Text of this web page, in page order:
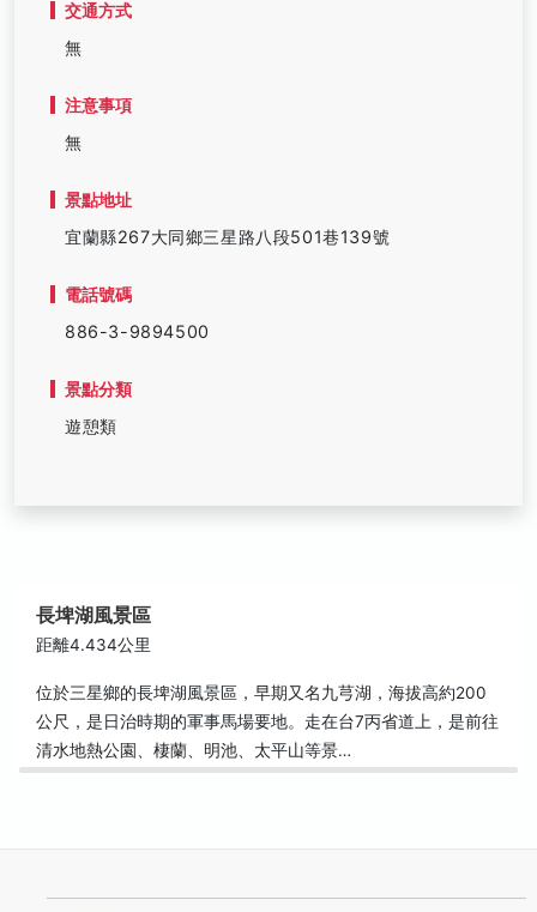
交通方式
無
注意事項
無
景點地址
宜蘭縣267大同鄉三星路八段501巷139號
電話號碼
886-3-9894500
景點分類
遊憩類
長埤湖風景區
距離4.434公里
位於三星鄉的長埤湖風景區，早期又名九芎湖，海拔高約200
公尺，是日治時期的軍事馬場要地。走在台7丙省道上，是前往
清水地熱公園、棲蘭、明池、太平山等景…